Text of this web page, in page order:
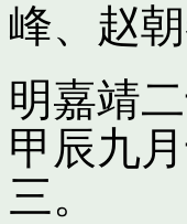
峰、 赵
明嘉靖
甲辰九
三。